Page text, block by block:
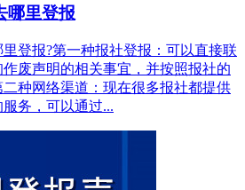
哪里登报
登报?第一种报社登报：可以直接联
废声明的相关事宜，并按照报社的
种网络渠道：现在很多报社都提供
务，可以通过...